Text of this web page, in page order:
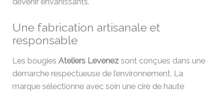
Une fabrication artisanale et
responsable
Les bougiesAteliers Levenez sont conçues dans une
démarche respectueuse de l’environnement. La
marque sélectionne avec soin une cire de haute